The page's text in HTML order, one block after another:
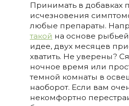
Принимать в добавках
исчезновения
любые препараты.
такой на основе
идее, двух месяцев
хватить. Не уверены?
ночное время или
темной комнаты в
наоборот. Если вам
некомфортно